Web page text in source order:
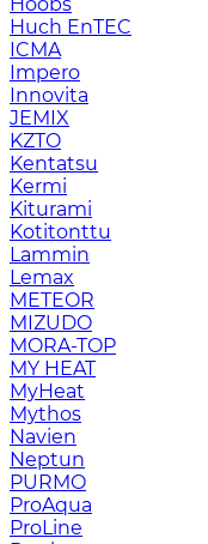
Huch EnTEC
ICMA
Impero
Innovita
JEMIX
KZTO
Kentatsu
Kermi
Kiturami
Kotitonttu
Lammin
Lemax
METEOR
MIZUDO
MORA-TOP
MY HEAT
MyHeat
Mythos
Navien
Neptun
PURMO
ProAqua
ProLine